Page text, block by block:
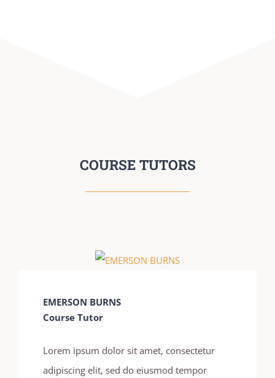
COURSE TUTORS
EMERSON BURNS
Course Tutor
Lorem ipsum dolor sit amet, consectetur
adipiscing elit, sed do eiusmod tempor